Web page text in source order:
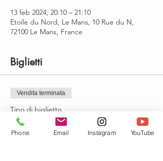
13 feb 2024, 20:10 – 21:10
Etoile du Nord, Le Mans, 10 Rue du N,
72100 Le Mans, France
Biglietti
Vendita terminata
Tipo di biglietto
yoga : Mardi 20h10-21h10
Phone Email Instagram YouTube